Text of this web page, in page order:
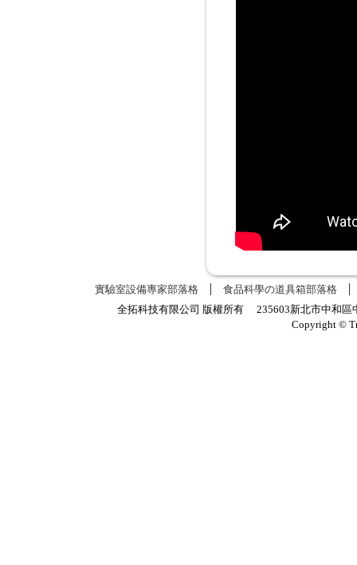
實驗室設備專家部落格
食品科學の道具箱部落格
全拓科技有限公司 版權所有 235603新北市中和
Copyright ©